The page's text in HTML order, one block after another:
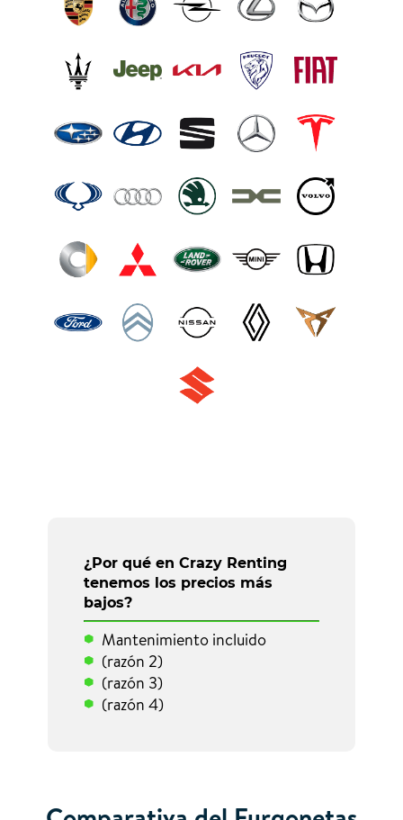
¿Por qué en Crazy Renting
tenemos los precios más
bajos?
Mantenimiento incluido
(razón 2)
(razón 3)
(razón 4)